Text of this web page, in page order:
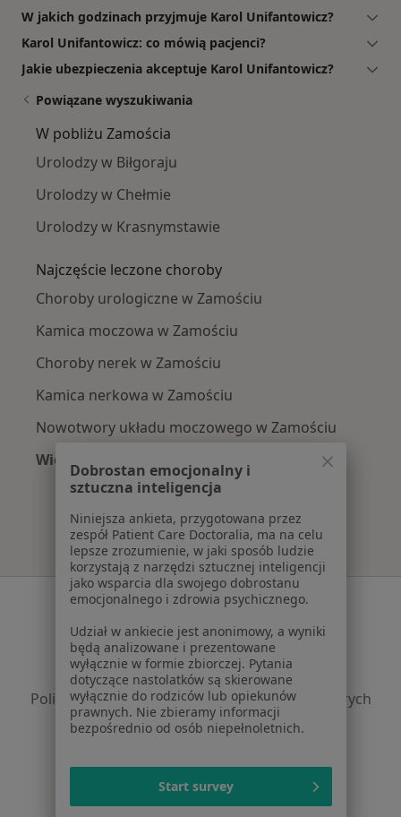
W jakich godzinach przyjmuje Karol Unifantowicz?
Karol Unifantowicz: co mówią pacjenci?
Jakie ubezpieczenia akceptuje Karol Unifantowicz?
Powiązane wyszukiwania
W pobliżu Zamościa
Urolodzy w Biłgoraju
Urolodzy w Chełmie
Urolodzy w Krasnymstawie
Najczęście leczone choroby
Choroby urologiczne w Zamościu
Kamica moczowa w Zamościu
Choroby nerek w Zamościu
Kamica nerkowa w Zamościu
Nowotwory układu moczowego w Zamościu
Więcej (14)
Więcej w kategorii: Najczęście leczone
Serwis
Regulamin
Polityka prywatności pacjentów
Polityka prywatności profesjonalistów
Polityka prywatności dla profesjonalistów, których
dane pozyskaliśmy samodzielnie
Polityka cookies
Jak działają wyniki wyszukiwania
Dostępność
O nas
Dobrostan emocjonalny i
sztuczna inteligencja
Niniejsza ankieta, przygotowana przez
zespół Patient Care Doctoralia, ma na celu
lepsze zrozumienie, w jaki sposób ludzie
korzystają z narzędzi sztucznej inteligencji
jako wsparcia dla swojego dobrostanu
emocjonalnego i zdrowia psychicznego.
Udział w ankiecie jest anonimowy, a wyniki
będą analizowane i prezentowane
wyłącznie w formie zbiorczej. Pytania
dotyczące nastolatków są skierowane
wyłącznie do rodziców lub opiekunów
prawnych. Nie zbieramy informacji
bezpośrednio od osób niepełnoletnich.
Start survey